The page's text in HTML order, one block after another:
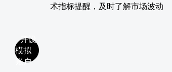
术指标提醒，及时了解市场波动